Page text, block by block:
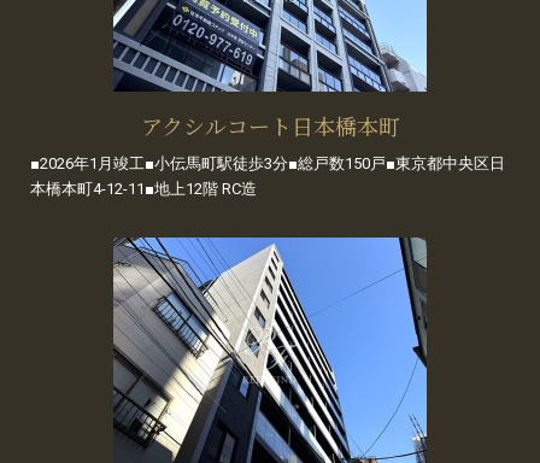
アクシルコート日本橋本町
■2026年1月竣工■小伝馬町駅徒歩3分■総戸数150戸■東京都中央区日
本橋本町4-12-11■地上12階 RC造